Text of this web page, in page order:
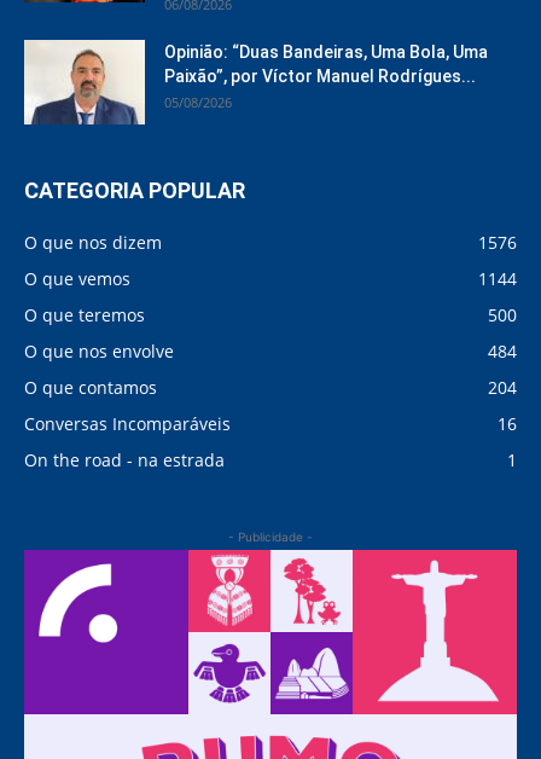
06/08/2026
Opinião: “Duas Bandeiras, Uma Bola, Uma
Paixão”, por Víctor Manuel Rodrígues...
05/08/2026
CATEGORIA POPULAR
O que nos dizem
1576
O que vemos
1144
O que teremos
500
O que nos envolve
484
O que contamos
204
Conversas Incomparáveis
16
On the road - na estrada
1
- Publicidade -